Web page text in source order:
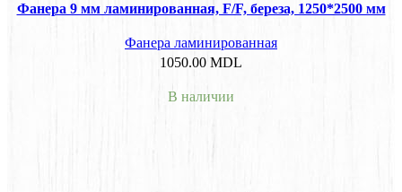
Фанера 9 мм ламинированная, F/F, береза, 1250*2500 мм
Фанера ламинированная
1050.00 MDL
В наличии